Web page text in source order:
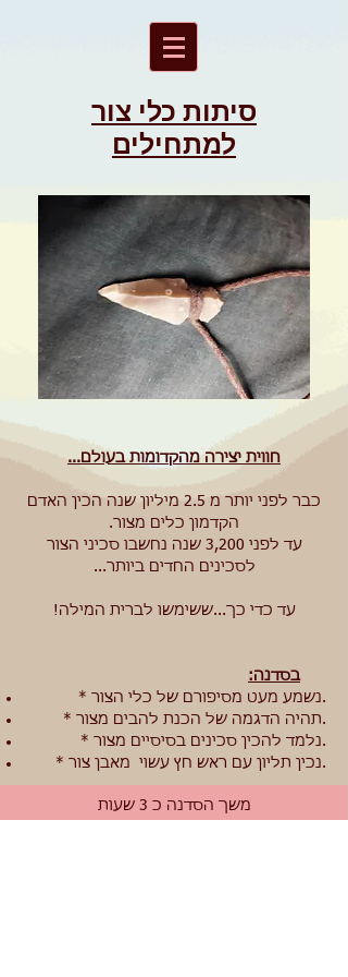
סיתות כלי צור
למתחילים
חווית יצירה מהקדומות בעולם...
כבר לפני יותר מ 2.5 מיליון שנה הכין האדם
הקדמון כלים מצור.
עד לפני 3,200 שנה נחשבו סכיני הצור
לסכינים החדים ביותר...
עד כדי כך...ששימשו לברית המילה!
בסדנה:
* נשמע מעט מסיפורם של כלי הצור.
* תהיה הדגמה של הכנת להבים מצור.
* נלמד להכין סכינים בסיסיים מצור.
* נכין תליון עם ראש חץ עשוי מאבן צור.
משך הסדנה כ 3 שעות